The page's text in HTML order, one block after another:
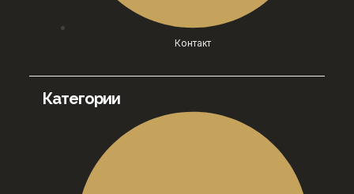
Контакт
Категории